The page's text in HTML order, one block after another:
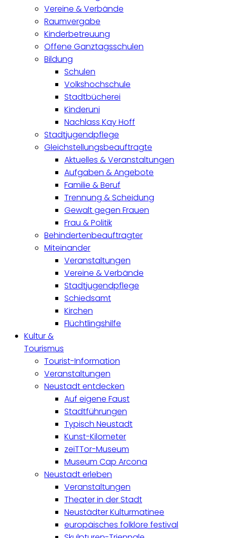
Vereine & Verbände
Raumvergabe
Kinderbetreuung
Offene Ganztagsschulen
Bildung
Schulen
Volkshochschule
Stadtbücherei
Kinderuni
Nachlass Kay Hoff
Stadtjugendpflege
Gleichstellungsbeauftragte
Aktuelles & Veranstaltungen
Aufgaben & Angebote
Familie & Beruf
Trennung & Scheidung
Gewalt gegen Frauen
Frau & Politik
Behindertenbeauftragter
Miteinander
Veranstaltungen
Vereine & Verbände
Stadtjugendpflege
Schiedsamt
Kirchen
Flüchtlingshilfe
Kultur &
Tourismus
Tourist-Information
Veranstaltungen
Neustadt entdecken
Auf eigene Faust
Stadtführungen
Typisch Neustadt
Kunst-Kilometer
zeiTTor-Museum
Museum Cap Arcona
Neustadt erleben
Veranstaltungen
Theater in der Stadt
Neustädter Kulturmatinee
europäisches folklore festival